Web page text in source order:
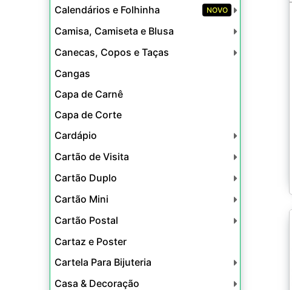
NOVO
Calendários e Folhinha
Camisa, Camiseta e Blusa
Canecas, Copos e Taças
Cangas
Capa de Carnê
Capa de Corte
Cardápio
Cartão de Visita
Cartão Duplo
Cartão Mini
Cartão Postal
Cartaz e Poster
Cartela Para Bijuteria
Casa & Decoração